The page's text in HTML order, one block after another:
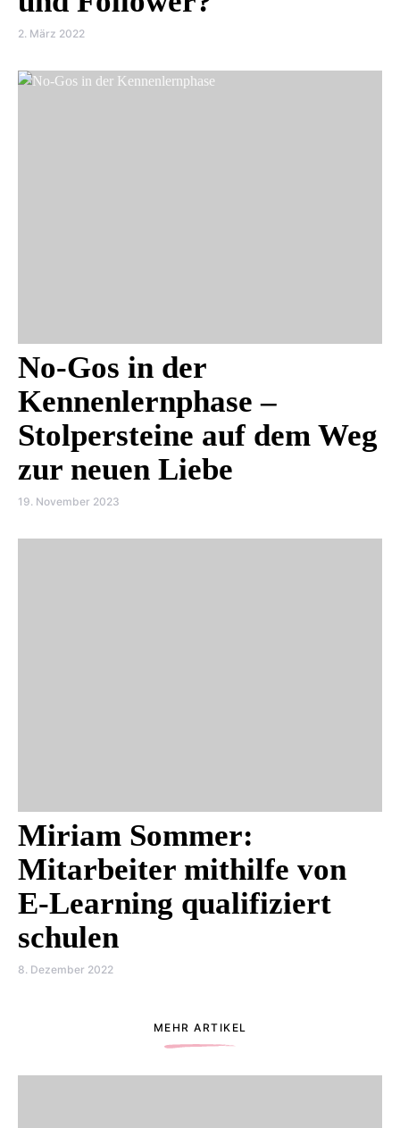
2. März 2022
No-Gos in der
Kennenlernphase –
Stolpersteine auf dem Weg
zur neuen Liebe
19. November 2023
Miriam Sommer:
Mitarbeiter mithilfe von
E-Learning qualifiziert
schulen
8. Dezember 2022
MEHR ARTIKEL